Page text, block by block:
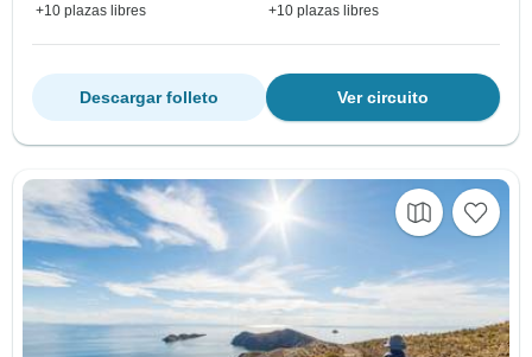
+10 plazas libres +10 plazas libres
Ver circuito
Descargar folleto